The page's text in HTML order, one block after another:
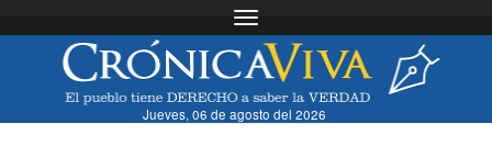
Toggle navigation
Jueves, 06 de agosto del 2026